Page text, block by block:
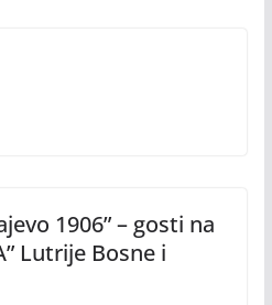
1906” – gosti na
Lutrije Bosne i